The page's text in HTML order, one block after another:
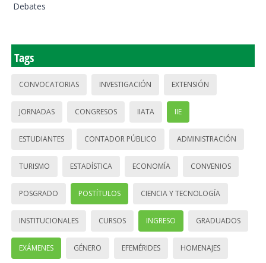
Debates
Tags
CONVOCATORIAS INVESTIGACIÓN EXTENSIÓN
JORNADAS CONGRESOS IIATA IIE
ESTUDIANTES CONTADOR PÚBLICO ADMINISTRACIÓN
TURISMO ESTADÍSTICA ECONOMÍA CONVENIOS
POSGRADO POSTÍTULOS CIENCIA Y TECNOLOGÍA
INSTITUCIONALES CURSOS INGRESO GRADUADOS
EXÁMENES GÉNERO EFEMÉRIDES HOMENAJES